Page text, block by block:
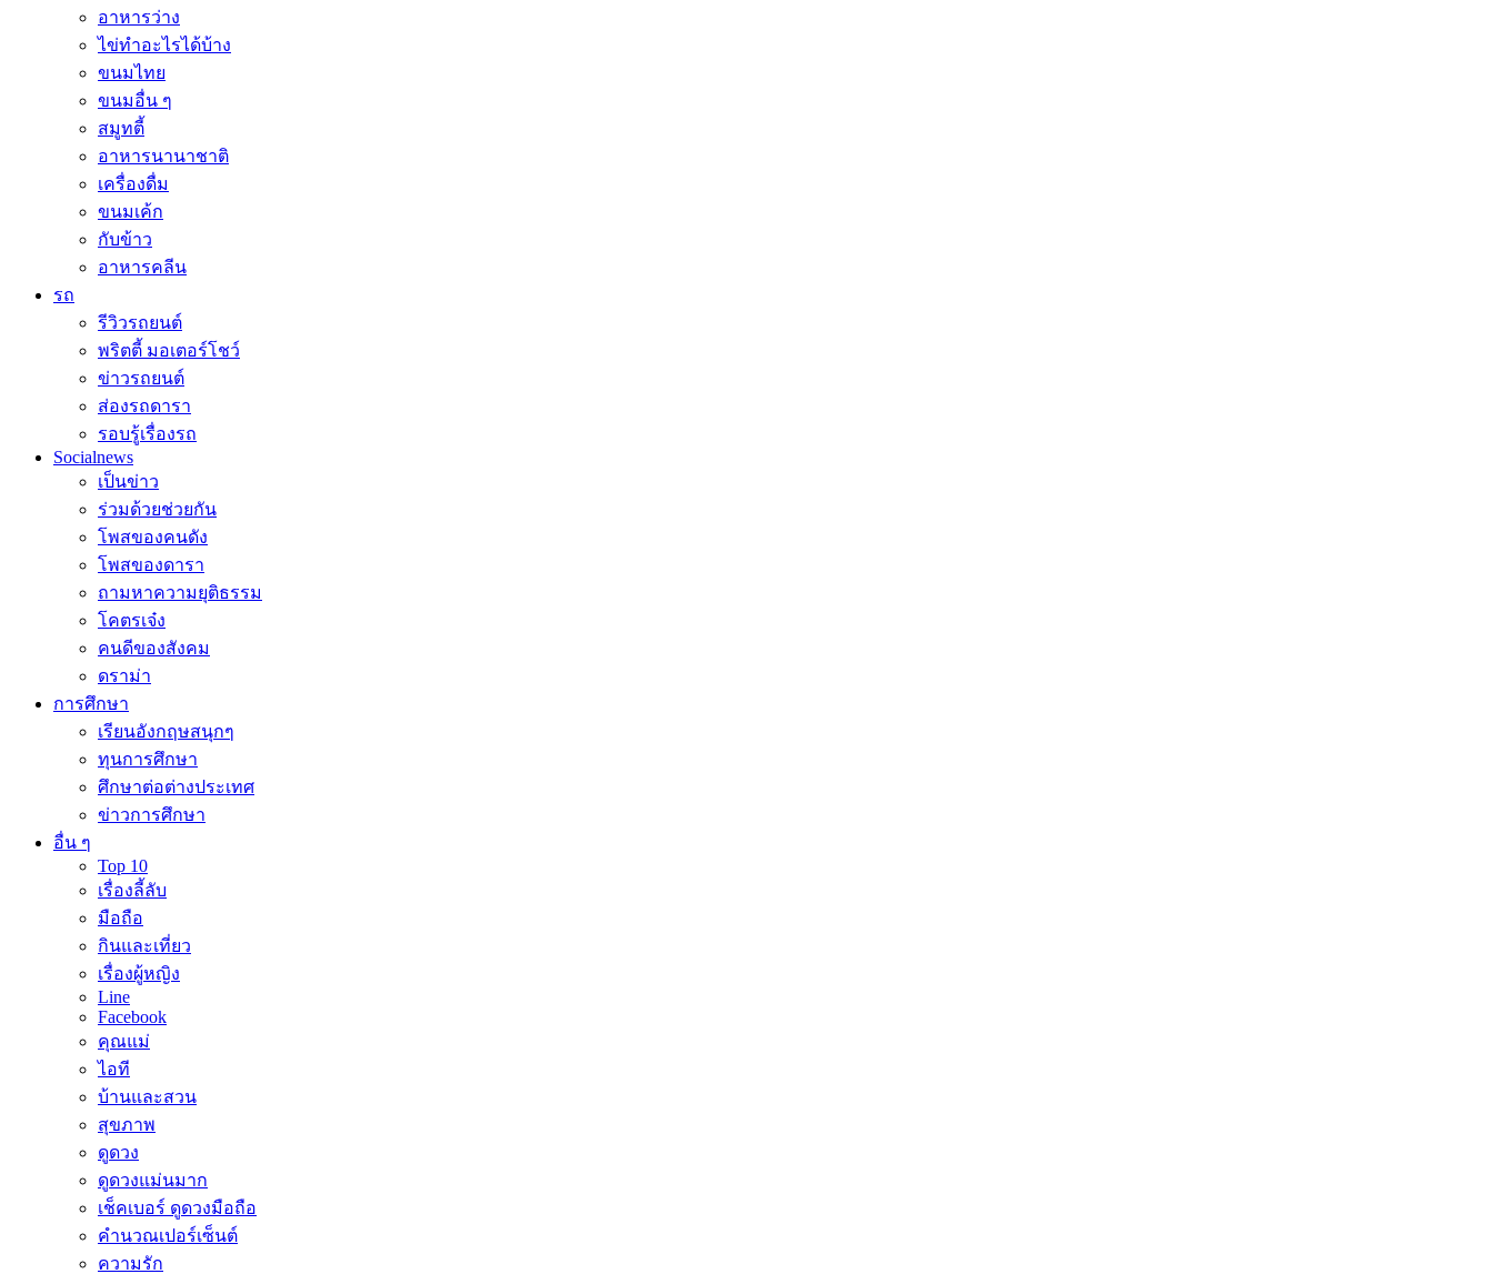
อาหารว่าง
ไข่ทำอะไรได้บ้าง
ขนมไทย
ขนมอื่น ๆ
สมูทตี้
อาหารนานาชาติ
เครื่องดื่ม
ขนมเค้ก
กับข้าว
อาหารคลีน
รถ
รีวิวรถยนต์
พริตตี้ มอเตอร์โชว์
ข่าวรถยนต์
ส่องรถดารา
รอบรู้เรื่องรถ
Socialnews
เป็นข่าว
ร่วมด้วยช่วยกัน
โพสของคนดัง
โพสของดารา
ถามหาความยุติธรรม
โคตรเจ๋ง
คนดีของสังคม
ดราม่า
การศึกษา
เรียนอังกฤษสนุกๆ
ทุนการศึกษา
ศึกษาต่อต่างประเทศ
ข่าวการศึกษา
อื่น ๆ
Top 10
เรื่องลี้ลับ
มือถือ
กินและเที่ยว
เรื่องผู้หญิง
Line
Facebook
คุณแม่
ไอที
บ้านและสวน
สุขภาพ
ดูดวง
ดูดวงแม่นมาก
เช็คเบอร์ ดูดวงมือถือ
คำนวณเปอร์เซ็นต์
ความรัก